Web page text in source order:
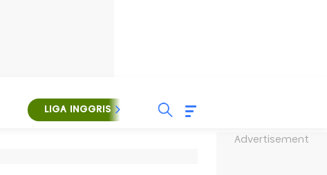
Advertisement
LIGA INGGRIS LIGA ITALIA